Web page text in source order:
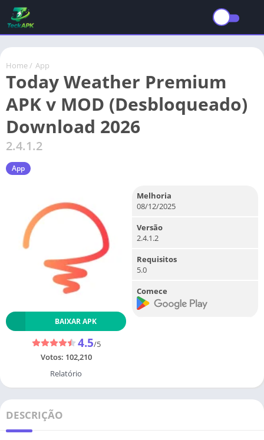
Home / App
Today Weather Premium
APK v MOD (Desbloqueado)
Download 2026
2.4.1.2
App
BAIXAR APK
4.5/5
Votos: 102,210
Relatório
Melhoria
08/12/2025
Versão
2.4.1.2
Requisitos
5.0
Comece
DESCRIÇÃO